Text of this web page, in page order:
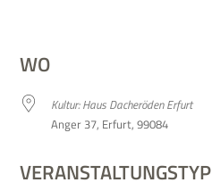
WO
Kul­tur: Haus Dach­eröden Erfurt
Anger 37, Erfurt, 99084
VERANSTALTUNGSTYP